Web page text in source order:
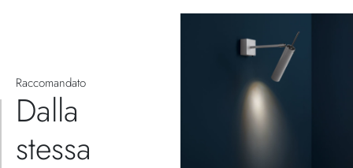
Raccomandato
Dalla
stessa